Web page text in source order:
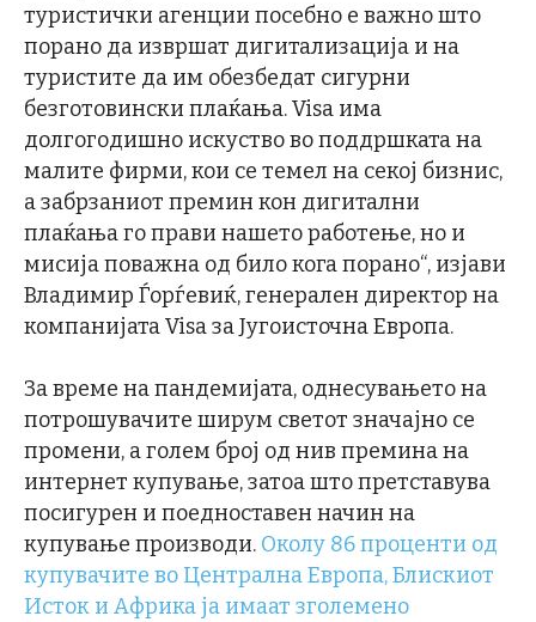
туристички агенции посебно е важно што
порано да извршат дигитализација и на
туристите да им обезбедат сигурни
безготовински плаќања. Visa има
долгогодишно искуство во поддршката на
малите фирми, кои се темел на секој бизнис,
а забрзаниот премин кон дигитални
плаќања го прави нашето работење, но и
мисија поважна од било кога порано“, изјави
Владимир Ѓорѓевиќ, генерален директор на
компанијата Visa за Југоисточна Европа.
За време на пандемијата, однесувањето на
потрошувачите ширум светот значајно се
промени, а голем број од нив премина на
интернет купување, затоа што претставува
посигурен и поедноставен начин на
купување производи. Околу 86 проценти од
купувачите во Централна Европа, Блискиот
Исток и Африка ја имаат зголемено